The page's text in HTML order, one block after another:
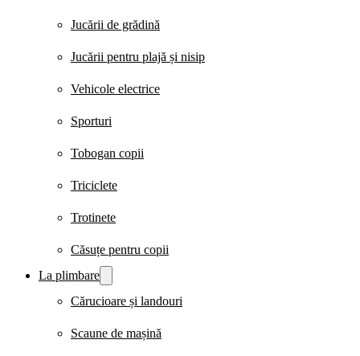
Jucării de grădină
Jucării pentru plajă și nisip
Vehicole electrice
Sporturi
Tobogan copii
Triciclete
Trotinete
Căsuțe pentru copii
La plimbare
Cărucioare și landouri
Scaune de mașină